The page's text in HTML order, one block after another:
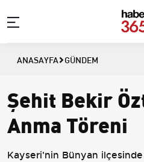
ANASAYFA GÜNDEM
Şehit Bekir
Anma Töreni
Kayseri'nin Bünyan